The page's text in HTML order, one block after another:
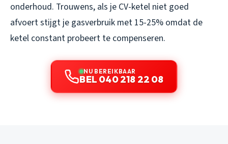
onderhoud. Trouwens, als je CV-ketel niet goed
afvoert stijgt je gasverbruik met 15-25% omdat de
ketel constant probeert te compenseren.
NU BEREIKBAAR
BEL 040 218 22 08